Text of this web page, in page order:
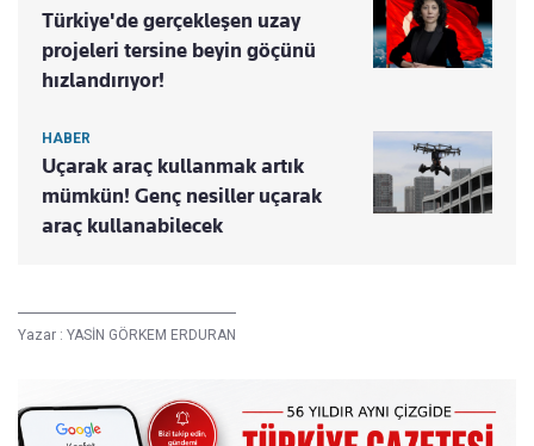
Türkiye'de gerçekleşen uzay
projeleri tersine beyin göçünü
hızlandırıyor!
HABER
Uçarak araç kullanmak artık
mümkün! Genç nesiller uçarak
araç kullanabilecek
Yazar : YASİN GÖRKEM ERDURAN